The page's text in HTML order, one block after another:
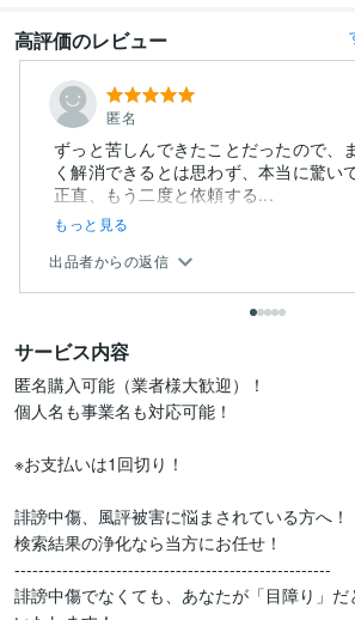
高評価のレビュー
匿名
ずっと苦しんできたことだったので、
く解消できるとは思わず、本当に驚い
正直、もう二度と依頼する...
もっと見る
出品者からの返信
サービス内容
匿名購入可能（業者様大歓迎）！
個人名も事業名も対応可能！
※お支払いは1回切り！
誹謗中傷、風評被害に悩まされている方へ！
検索結果の浄化なら当方にお任せ！
-----------------------------------------------------
誹謗中傷でなくても、あなたが「目障り」